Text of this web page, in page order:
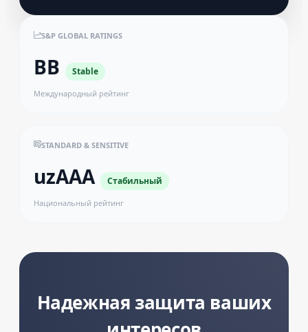
S&P GLOBAL RATINGS
BB Stable
Международный рейтинг
STANDARD & SENSITIVE
uzAAA Стабильный
Национальный рейтинг
Надежная защита ваших